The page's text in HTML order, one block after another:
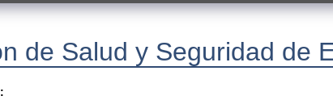
de Salud y Seguridad de
: